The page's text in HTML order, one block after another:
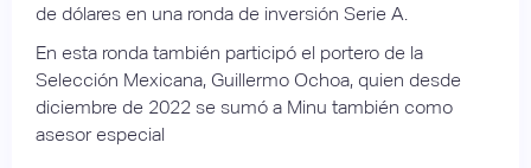
de dólares en una ronda de inversión Serie A.
En esta ronda también participó el portero de la
Selección Mexicana, Guillermo Ochoa, quien desde
diciembre de 2022 se sumó a Minu también como
asesor especial